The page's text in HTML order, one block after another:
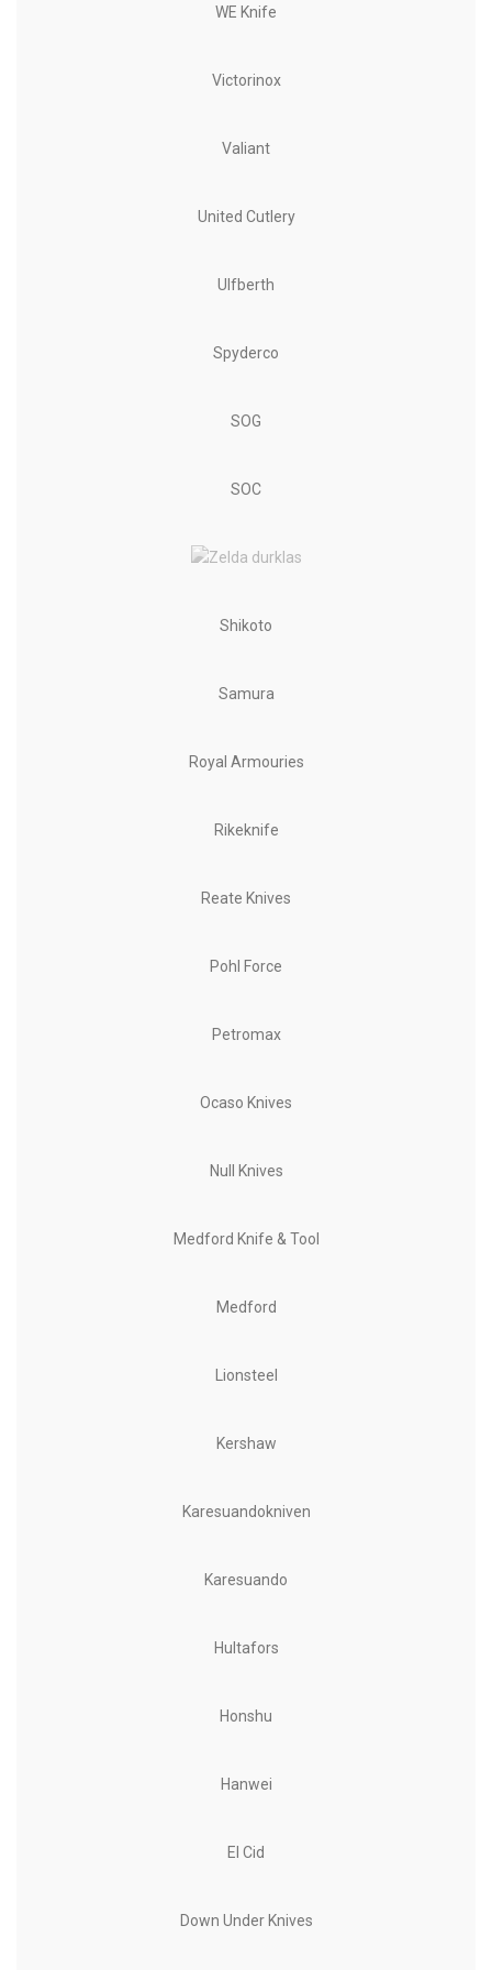
WE Knife
Victorinox
Valiant
United Cutlery
Ulfberth
Spyderco
SOG
SOC
Shikoto
Samura
Royal Armouries
Rikeknife
Reate Knives
Pohl Force
Petromax
Ocaso Knives
Null Knives
Medford Knife & Tool
Medford
Lionsteel
Kershaw
Karesuandokniven
Karesuando
Hultafors
Honshu
Hanwei
El Cid
Down Under Knives